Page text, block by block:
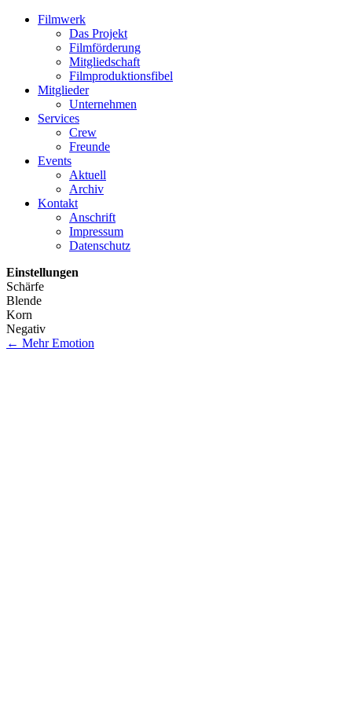
Filmwerk
Das Projekt
Filmförderung
Mitgliedschaft
Filmproduktionsfibel
Mitglieder
Unternehmen
Services
Crew
Freunde
Events
Aktuell
Archiv
Kontakt
Anschrift
Impressum
Datenschutz
Einstellungen
Schärfe
Blende
Korn
Negativ
← Mehr Emotion